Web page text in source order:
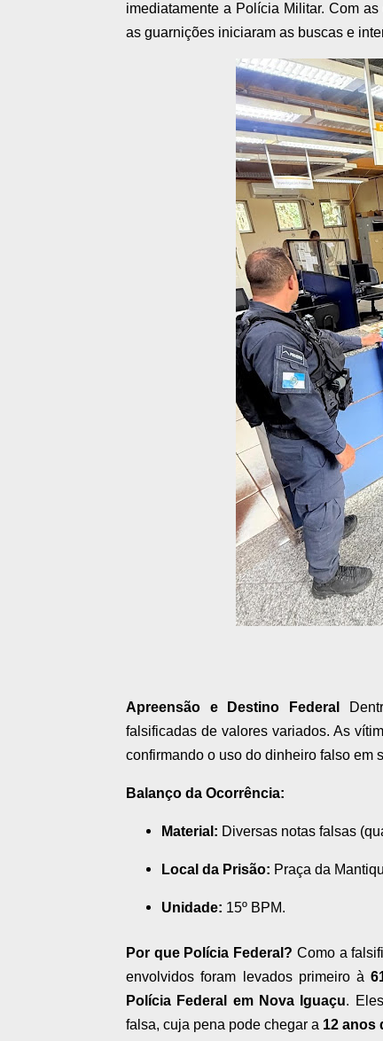
imediatamente a Polícia Militar. Com
as guarnições iniciaram as buscas e
Apreensão e Destino Federal
falsificadas de valores variados. As
confirmando o uso do dinheiro falso em
Balanço da Ocorrência:
Material: Diversas notas falsas
Local da Prisão: Praça da
Unidade: 15º BPM.
Por que Polícia Federal? Como a
envolvidos foram levados primeiro à
Polícia Federal em Nova Iguaçu.
falsa, cuja pena pode chegar a 12 anos